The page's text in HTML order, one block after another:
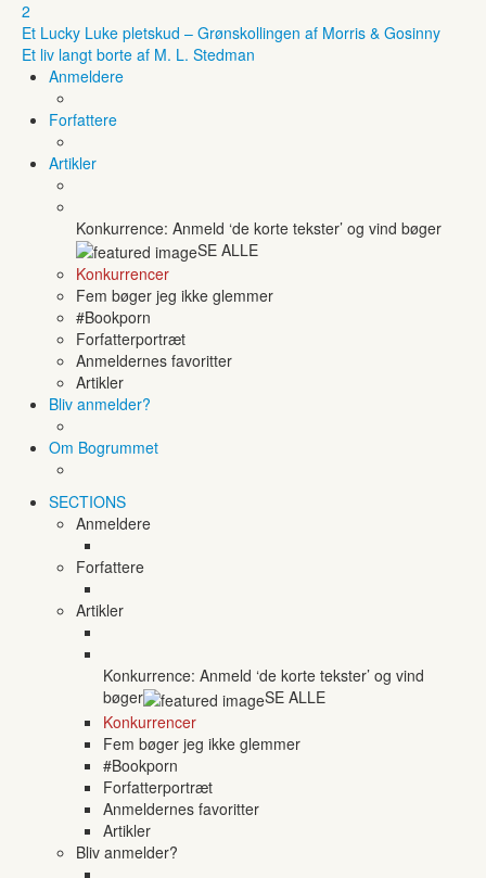
2
Et Lucky Luke pletskud – Grønskollingen af Morris & Gosinny
Et liv langt borte af M. L. Stedman
Anmeldere
Forfattere
Artikler
Konkurrence: Anmeld ‘de korte tekster’ og vind bøger
SE ALLE
Konkurrencer
Fem bøger jeg ikke glemmer
#Bookporn
Forfatterportræt
Anmeldernes favoritter
Artikler
Bliv anmelder?
Om Bogrummet
SECTIONS
Anmeldere
Forfattere
Artikler
Konkurrence: Anmeld ‘de korte tekster’ og vind
bøger
SE ALLE
Konkurrencer
Fem bøger jeg ikke glemmer
#Bookporn
Forfatterportræt
Anmeldernes favoritter
Artikler
Bliv anmelder?